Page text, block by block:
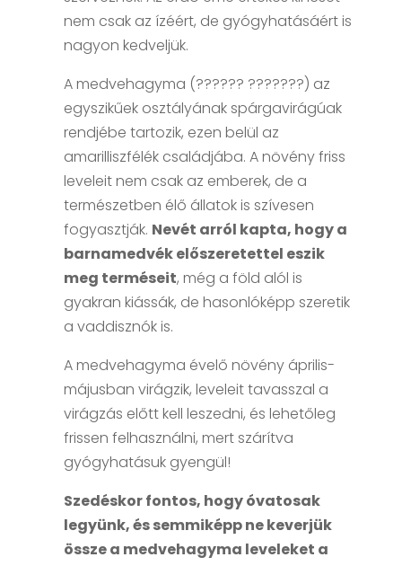
nem csak az ízéért, de gyógyhatásáért is
nagyon kedveljük.
A medvehagyma (?????? ???????) az
egyszikűek osztályának spárgavirágúak
rendjébe tartozik, ezen belül az
amarilliszfélék családjába. A növény friss
leveleit nem csak az emberek, de a
természetben élő állatok is szívesen
fogyasztják. Nevét arról kapta, hogy a
barnamedvék előszeretettel eszik
meg terméseit, még a föld alól is
gyakran kiássák, de hasonlóképp szeretik
a vaddisznók is.
A medvehagyma évelő növény április-
májusban virágzik, leveleit tavasszal a
virágzás előtt kell leszedni, és lehetőleg
frissen felhasználni, mert szárítva
gyógyhatásuk gyengül!
Szedéskor fontos, hogy óvatosak
legyünk, és semmiképp ne keverjük
össze a medvehagyma leveleket a